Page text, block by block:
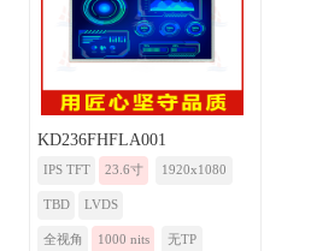
KD236FHFLA001
IPS TFT 23.6寸 1920x1080
TBD LVDS
全视角 1000 nits 无TP